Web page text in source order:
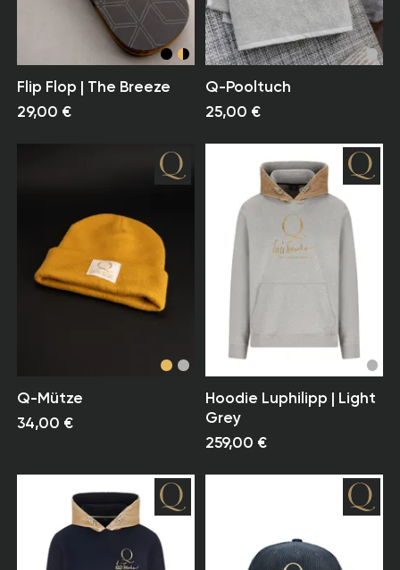
Flip Flop | The Breeze
29,00 €
Q-Pooltuch
25,00 €
Q-Mütze
34,00 €
Hoodie Luphilipp | Light
Grey
259,00 €